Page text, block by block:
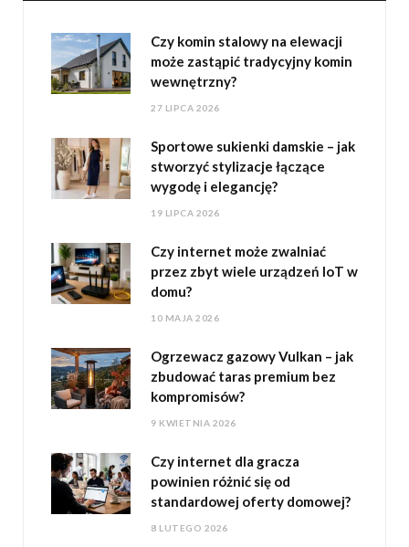
Czy komin stalowy na elewacji
może zastąpić tradycyjny komin
wewnętrzny?
27 LIPCA 2026
Sportowe sukienki damskie – jak
stworzyć stylizacje łączące
wygodę i elegancję?
19 LIPCA 2026
Czy internet może zwalniać
przez zbyt wiele urządzeń IoT w
domu?
10 MAJA 2026
Ogrzewacz gazowy Vulkan – jak
zbudować taras premium bez
kompromisów?
9 KWIETNIA 2026
Czy internet dla gracza
powinien różnić się od
standardowej oferty domowej?
8 LUTEGO 2026